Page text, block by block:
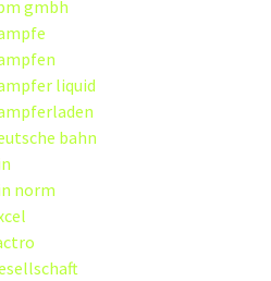
gmbh
liquid
bahn
norm